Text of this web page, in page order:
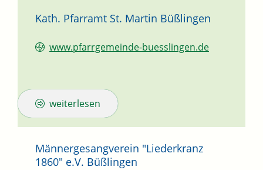
Kath. Pfarramt St. Martin Büßlingen
www.pfarrgemeinde-buesslingen.de
weiterlesen
Männergesangverein "Liederkranz
1860" e.V. Büßlingen